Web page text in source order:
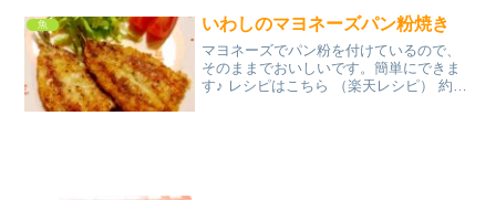
魚 いわしのマヨネーズパン粉焼き
マヨネーズでパン粉を付けているので、
そのままでおいしいです。簡単にできま
す♪ レシピはこちら （楽天レシピ） 約15